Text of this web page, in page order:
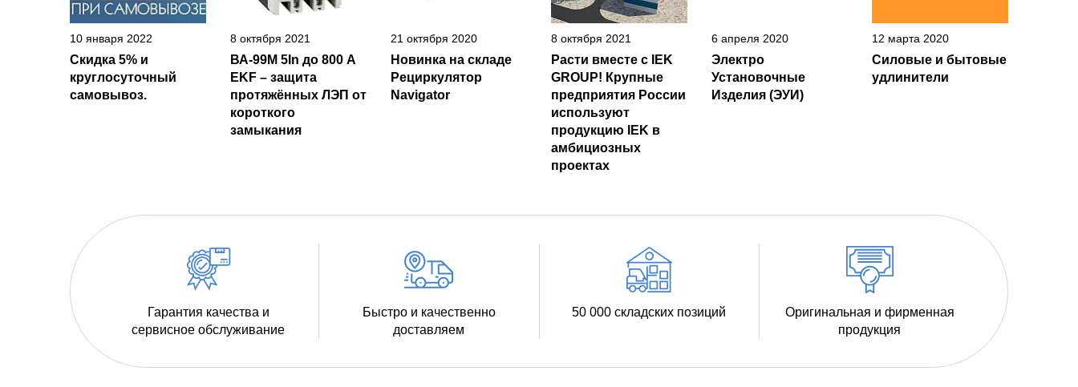
10 января 2022
Скидка 5% и
круглосуточный
самовывоз.
8 октября 2021
ВА-99М 5In до 800 А
EKF – защита
протяжённых ЛЭП от
короткого
замыкания
21 октября 2020
Новинка на складе
Рециркулятор
Navigator
8 октября 2021
Расти вместе с IEK
GROUP! Крупные
предприятия России
используют
продукцию IEK в
амбициозных
проектах
6 апреля 2020
Электро
Установочные
Изделия (ЭУИ)
12 марта 2020
Силовые и бытовые
удлинители
Гарантия качества и
сервисное обслуживание
Быстро и качественно
доставляем
50 000 складских позиций
Оригинальная и фирменная
продукция